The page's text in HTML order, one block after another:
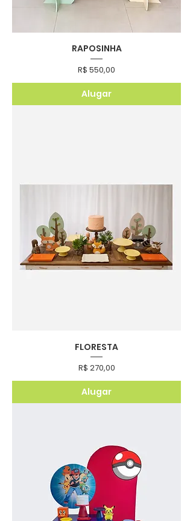
RAPOSINHA
Preço
R$ 550,00
Alugar
FLORESTA
Preço
R$ 270,00
Alugar